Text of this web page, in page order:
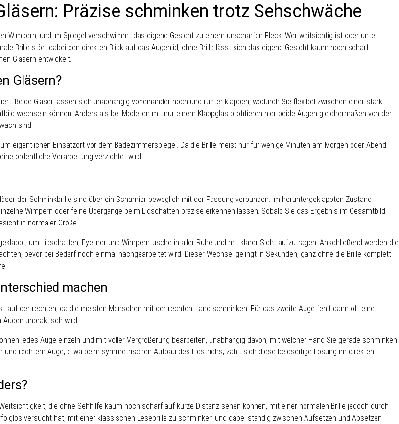
Präzise schminken trotz Sehschwäche
Wimpern, und im Spiegel verschwimmt das eigene Gesicht zu einem unscharfen Fleck: Wer weitsichtig ist oder unter
Brille stört dabei den direkten Blick auf das Augenlid, ohne Brille lässt sich das eigene Gesicht kaum noch scharf
Gläsern entwickelt.
Gläsern?
Beide Gläser lassen sich unabhängig voneinander hoch und runter klappen, wodurch Sie flexibel zwischen einer stark
wechseln können. Anders als bei Modellen mit nur einem Klappglas profitieren hier beide Augen gleichermaßen von der
sind.
eigentlichen Einsatzort vor dem Badezimmerspiegel. Da die Brille meist nur für wenige Minuten am Morgen oder Abend
ordentliche Verarbeitung verzichtet wird.
der Schminkbrille sind über ein Scharnier beweglich mit der Fassung verbunden. Im heruntergeklappten Zustand
Wimpern oder feine Übergänge beim Lidschatten präzise erkennen lassen. Sobald Sie das Ergebnis im Gesamtbild
in normaler Größe.
um Lidschatten, Eyeliner und Wimperntusche in aller Ruhe und mit klarer Sicht aufzutragen. Anschließend werden die
bevor bei Bedarf noch einmal nachgearbeitet wird. Dieser Wechsel gelingt in Sekunden, ganz ohne die Brille komplett
machen
auf der rechten, da die meisten Menschen mit der rechten Hand schminken. Für das zweite Auge fehlt dann oft eine
unpraktisch wird.
jedes Auge einzeln und mit voller Vergrößerung bearbeiten, unabhängig davon, mit welcher Hand Sie gerade schminken
und rechtem Auge, etwa beim symmetrischen Aufbau des Lidstrichs, zahlt sich diese beidseitige Lösung im direkten
die ohne Sehhilfe kaum noch scharf auf kurze Distanz sehen können, mit einer normalen Brille jedoch durch
versucht hat, mit einer klassischen Lesebrille zu schminken und dabei ständig zwischen Aufsetzen und Absetzen